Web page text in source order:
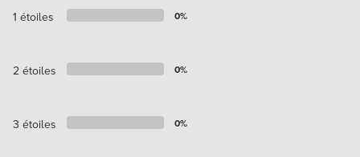
1 étoiles 0%
2 étoiles 0%
3 étoiles 0%